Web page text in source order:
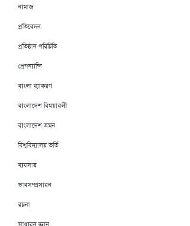
নামাজ
প্রতিবেদন
প্রতিষ্ঠান পরিচিতি
প্রেগন্যান্সি
বাংলা ব্যাকরণ
বাংলাদেশ বিষয়াবলী
বাংলাদেশ ভ্রমন
বিশ্ববিদ্যালয় ভর্তি
ব্যবসায়
ভাবসম্প্রসারন
রচনা